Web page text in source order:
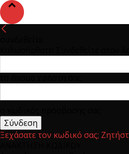
Ξεχάσατε τον κωδικό σας;